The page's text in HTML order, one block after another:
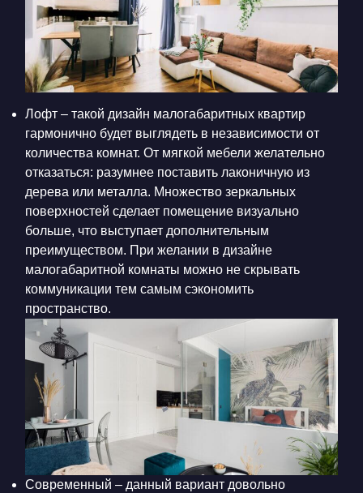
Лофт – такой дизайн малогабаритных квартир
гармонично будет выглядеть в независимости от
количества комнат. От мягкой мебели желательно
отказаться: разумнее поставить лаконичную из
дерева или металла. Множество зеркальных
поверхностей сделает помещение визуально
больше, что выступает дополнительным
преимуществом. При желании в дизайне
малогабаритной комнаты можно не скрывать
коммуникации тем самым сэкономить
пространство.
Современный – данный вариант довольно